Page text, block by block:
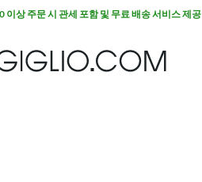
상 주문 시 관세 포함 및 무료 배송 서비스 제공